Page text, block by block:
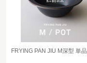
FRYING PAN JIU M深型 単品